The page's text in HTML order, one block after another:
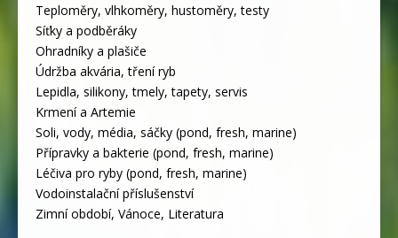
Teploměry, vlhkoměry, hustoměry, testy
Síťky a podběráky
Ohradníky a plašiče
Údržba akvária, tření ryb
Lepidla, silikony, tmely, tapety, servis
Krmení a Artemie
Soli, vody, média, sáčky (pond, fresh, marine)
Přípravky a bakterie (pond, fresh, marine)
Léčiva pro ryby (pond, fresh, marine)
Vodoinstalační příslušenství
Zimní období, Vánoce, Literatura